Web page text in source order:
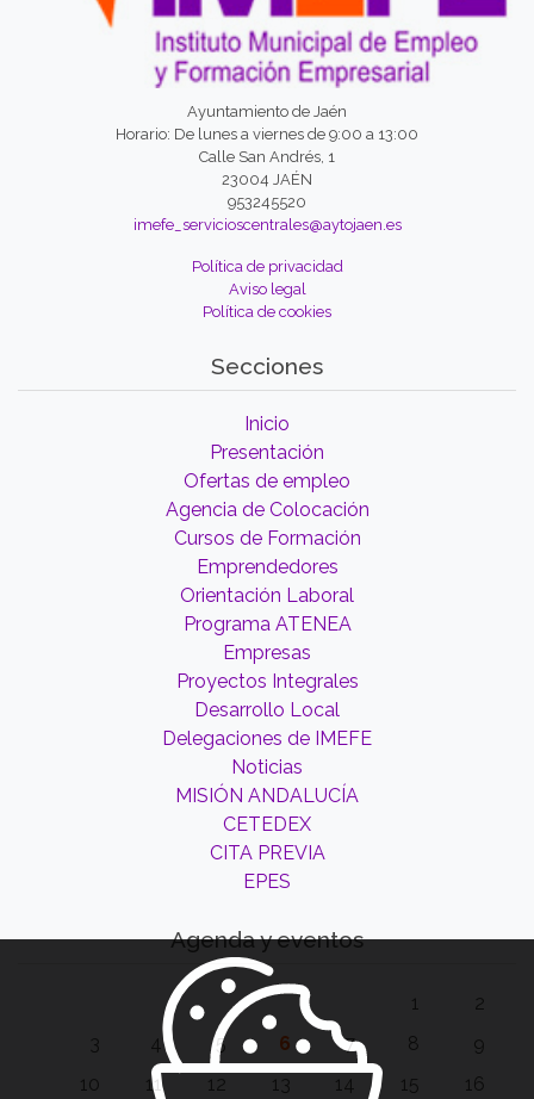
Ayuntamiento de Jaén
Horario: De lunes a viernes de 9:00 a 13:00
Calle San Andrés, 1
23004 JAÉN
953245520
imefe_servicioscentrales@aytojaen.es
Política de privacidad
Aviso legal
Política de cookies
Secciones
Inicio
Presentación
Ofertas de empleo
Agencia de Colocación
Cursos de Formación
Emprendedores
Orientación Laboral
Programa ATENEA
Empresas
Proyectos Integrales
Desarrollo Local
Delegaciones de IMEFE
Noticias
MISIÓN ANDALUCÍA
CETEDEX
CITA PREVIA
EPES
Agenda y eventos
1
2
3
4 5 6 7 8
9
10
11 12 13 14 15 16